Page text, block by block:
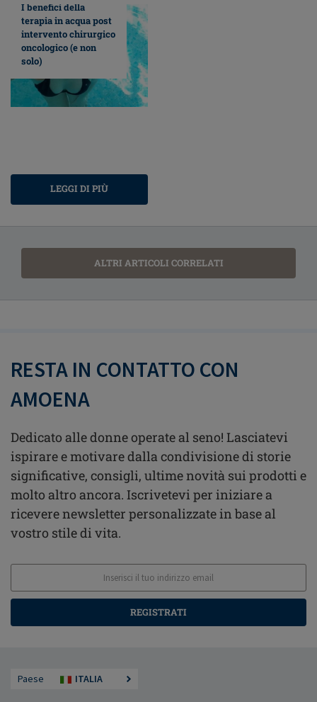
I benefici della
terapia in acqua post
intervento chirurgico
oncologico (e non
solo)
LEGGI DI PIÙ
ALTRI ARTICOLI CORRELATI
RESTA IN CONTATTO CON
AMOENA
Dedicato alle donne operate al seno! Lasciatevi
ispirare e motivare dalla condivisione di storie
significative, consigli, ultime novità sui prodotti e
molto altro ancora. Iscrivetevi per iniziare a
ricevere newsletter personalizzate in base al
vostro stile di vita.
REGISTRATI
Paese ITALIA